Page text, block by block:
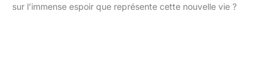
sur l’immense espoir que représente cette nouvelle vie ?